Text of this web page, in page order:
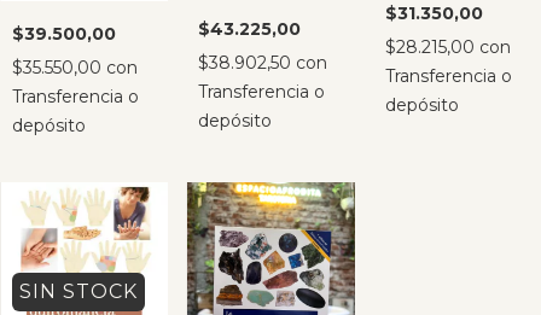
$39.500,00
$35.550,00 con
Transferencia o
depósito
$43.225,00
$38.902,50 con
Transferencia o
depósito
$31.350,00
$28.215,00 con
Transferencia o
depósito
SIN STOCK